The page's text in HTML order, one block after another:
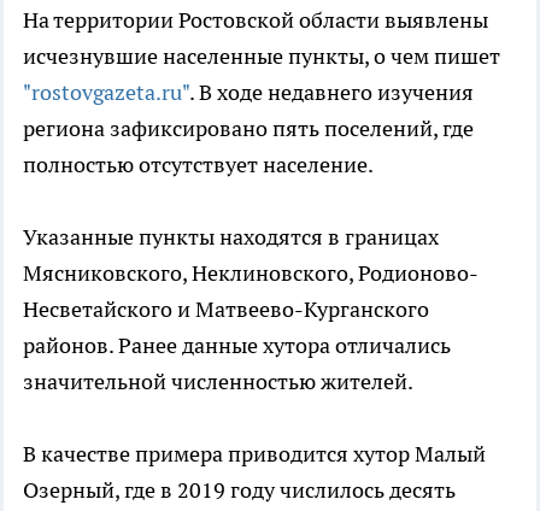
На территории Ростовской области выявлены
исчезнувшие населенные пункты, о чем пишет
"rostovgazeta.ru". В ходе недавнего изучения
региона зафиксировано пять поселений, где
полностью отсутствует население.
Указанные пункты находятся в границах
Мясниковского, Неклиновского, Родионово-
Несветайского и Матвеево-Курганского
районов. Ранее данные хутора отличались
значительной численностью жителей.
В качестве примера приводится хутор Малый
Озерный, где в 2019 году числилось десять